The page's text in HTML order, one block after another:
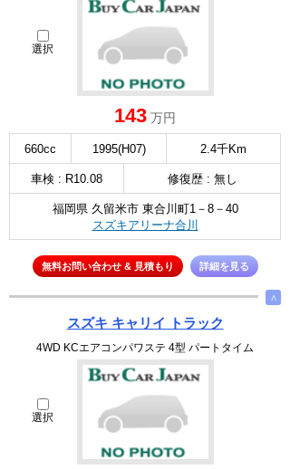
選択
143 万円
660cc 1995(H07) 2.4千Km
車検 : R10.08 修復歴 : 無し
福岡県 久留米市 東合川町1－8－40
スズキアリーナ合川
無料お問い合わせ & 見積もり 詳細を見る
∧
スズキ キャリイ トラック
4WD KCエアコンパワステ 4型 パートタイム
選択